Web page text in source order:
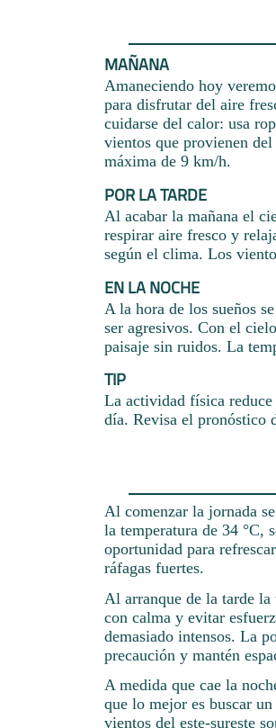
MAÑANA
Amaneciendo hoy
para disfrutar del aire
cuidarse del calor: usa
vientos que provienen
máxima de 9 km/h.
POR LA TARDE
Al acabar la mañana el
respirar aire fresco y
según el clima. Los
EN LA NOCHE
A la hora de los sueños
ser agresivos. Con el
paisaje sin ruidos. La
TIP
La actividad física
día. Revisa el pronóstico
Al comenzar la jornada
la temperatura de 34 °C,
oportunidad para
ráfagas fuertes.
Al arranque de la tarde
con calma y evitar
demasiado intensos. La
precaución y mantén
A medida que cae la
que lo mejor es buscar
vientos del este-sureste